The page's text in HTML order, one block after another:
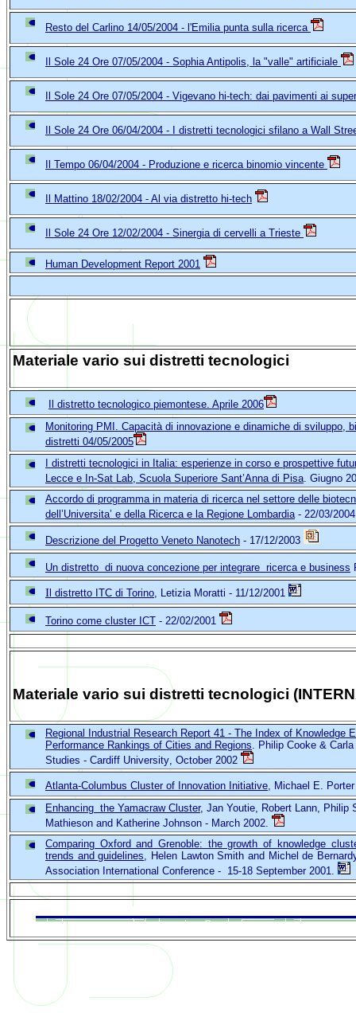
Resto del Carlino 14/05/2004 - l'Emilia punta sulla ricerca
Il Sole 24 Ore 07/05/2004 - Sophia Antipolis, la "valle" artificiale
Il Sole 24 Ore 07/05/2004 - Vigevano hi-tech: dai pavimenti ai
Il Sole 24 Ore 06/04/2004 - I distretti tecnologici sfilano a Wall
Il Tempo 06/04/2004 - Produzione e ricerca binomio vincente
Il Mattino 18/02/2004 - Al via distretto hi-tech
Il Sole 24 Ore 12/02/2004 - Sinergia di cervelli a Trieste
Human Development Report 2001
Materiale vario sui distretti tecnologici
Il distretto tecnologico piemontese. Aprile 2006
Monitoring PMI. Capacità di innovazione e dinamiche di sviluppo,
distretti 04/05/2005
I distretti tecnologici in Italia: esperienze in corso e prospettive
Lecce e In-Sat Lab, Scuola Superiore Sant’Anna di Pisa . Giugno
Accordo di programma in materia di ricerca nel settore delle
dell’Universita’ e della Ricerca e la Regione Lombardia - 22/03/
Descrizione del Progetto Veneto Nanotech - 17/12/2003
Un distretto di nuova concezione per integrare ricerca e business
Il distretto ITC di Torino , Letizia Moratti - 11/12/2001
Torino come cluster ICT - 22/02/2001
Materiale vario sui distretti tecnologici
Regional Industrial Research Report 41 - The Index of Knowledge
Performance Rankings of Cities and Regions
Philip Cooke &
Studies - Cardiff University October 2002
Atlanta-Columbus Cluster of Innovation Initiative , Michael E.
Enhancing the Yamacraw Cluster, Jan Youtie, Robert Lann, Philip
Mathieson and Katherine Johnson - March 2002.
Comparing Oxford and Grenoble: the growth of knowledge
trends and guidelines
Helen Lawton Smith and Michel de
Association International Conference - 15-18 September 2001